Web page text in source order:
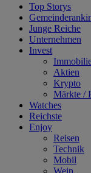
Top Storys
Junge Reiche
Unternehmen
Invest
Aktien
Krypto
Märkte /
Watches
Reichste
Enjoy
Reisen
Technik
Mobil
Wein